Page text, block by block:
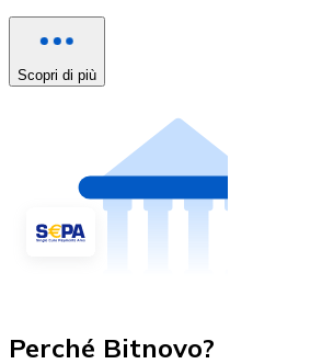
Scopri di più
Perché Bitnovo?